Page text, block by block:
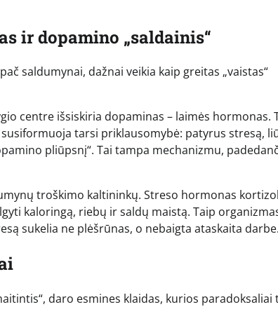
ir dopamino „saldainis“
saldumynai, dažnai veikia kaip greitas „vaistas“
centre išsiskiria dopaminas – laimės hormonas.
tarsi priklausomybė: patyrus stresą,
pliūpsnį“. Tai tampa mechanizmu,
troškimo kaltininkų. Streso hormonas
kaloringą, riebų ir saldų maistą. Taip
sukelia ne plėšrūnas, o nebaigta ataskaita darbe.
daro esmines klaidas, kurios paradoksaliai